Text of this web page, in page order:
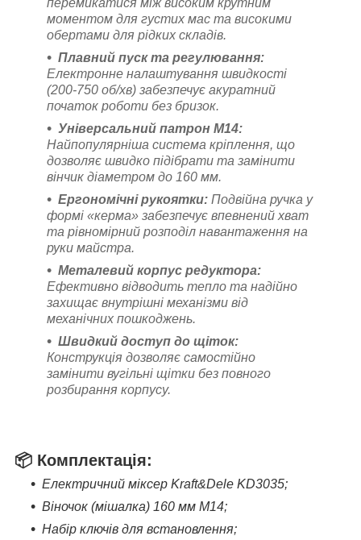
перемикатися між високим крутним
моментом для густих мас та високими
обертами для рідких складів.
Плавний пуск та регулювання:
Електронне налаштування швидкості
(200-750 об/хв) забезпечує акуратний
початок роботи без бризок.
Універсальний патрон M14:
Найпопулярніша система кріплення, що
дозволяє швидко підібрати та замінити
вінчик діаметром до 160 мм.
Ергономічні рукоятки: Подвійна ручка у
формі «керма» забезпечує впевнений хват
та рівномірний розподіл навантаження на
руки майстра.
Металевий корпус редуктора:
Ефективно відводить тепло та надійно
захищає внутрішні механізми від
механічних пошкоджень.
Швидкий доступ до щіток:
Конструкція дозволяє самостійно
замінити вугільні щітки без повного
розбирання корпусу.
📦 Комплектація:
Електричний міксер Kraft&Dele KD3035;
Віночок (мішалка) 160 мм M14;
Набір ключів для встановлення;